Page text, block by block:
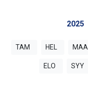
2025
TAM HEL MAA
ELO SYY